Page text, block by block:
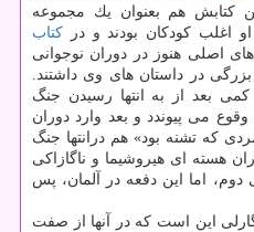
اغلب كودكان بودند و در كتاب
اصلی هنوز در دوران نوجوانی
در داستان های وی داشتند.
كمی بعد از به انتها رسیدن جنگ
می پیوندد و بعد وارد دوران
كه تشنه بود» هم درانتها جنگ
هسته ای هیروشیما و ناگازاكی
اما این دفعه در آلمان، پس
این است كه در آنها از صفت